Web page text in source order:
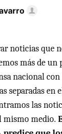
noticias que
más de un
nacional
separadas en
las
mismo medio.